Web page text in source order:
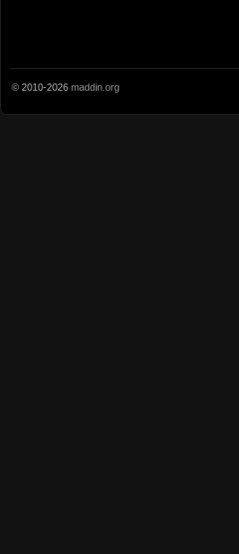
© 2010-2026 maddin.org